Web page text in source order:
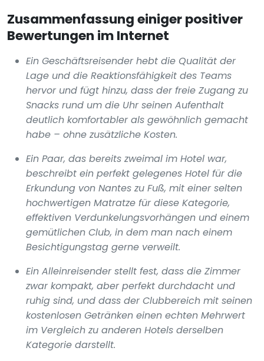
Zusammenfassung einiger positiver
Bewertungen im Internet
Ein Geschäftsreisender hebt die Qualität der
Lage und die Reaktionsfähigkeit des Teams
hervor und fügt hinzu, dass der freie Zugang zu
Snacks rund um die Uhr seinen Aufenthalt
deutlich komfortabler als gewöhnlich gemacht
habe – ohne zusätzliche Kosten.
Ein Paar, das bereits zweimal im Hotel war,
beschreibt ein perfekt gelegenes Hotel für die
Erkundung von Nantes zu Fuß, mit einer selten
hochwertigen Matratze für diese Kategorie,
effektiven Verdunkelungsvorhängen und einem
gemütlichen Club, in dem man nach einem
Besichtigungstag gerne verweilt.
Ein Alleinreisender stellt fest, dass die Zimmer
zwar kompakt, aber perfekt durchdacht und
ruhig sind, und dass der Clubbereich mit seinen
kostenlosen Getränken einen echten Mehrwert
im Vergleich zu anderen Hotels derselben
Kategorie darstellt.